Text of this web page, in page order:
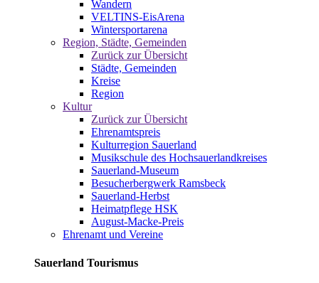
Wandern
VELTINS-EisArena
Wintersportarena
Region, Städte, Gemeinden
Zurück zur Übersicht
Städte, Gemeinden
Kreise
Region
Kultur
Zurück zur Übersicht
Ehrenamtspreis
Kulturregion Sauerland
Musikschule des Hochsauerlandkreises
Sauerland-Museum
Besucherbergwerk Ramsbeck
Sauerland-Herbst
Heimatpflege HSK
August-Macke-Preis
Ehrenamt und Vereine
Sauerland Tourismus